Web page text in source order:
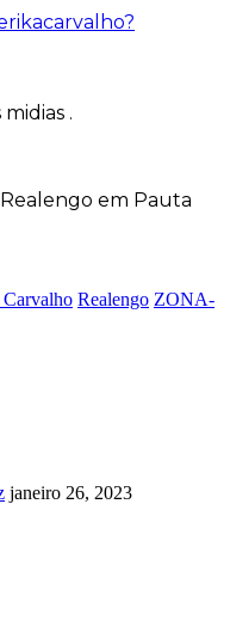
.
em Pauta
Realengo ZONA-
janeiro 26, 2023